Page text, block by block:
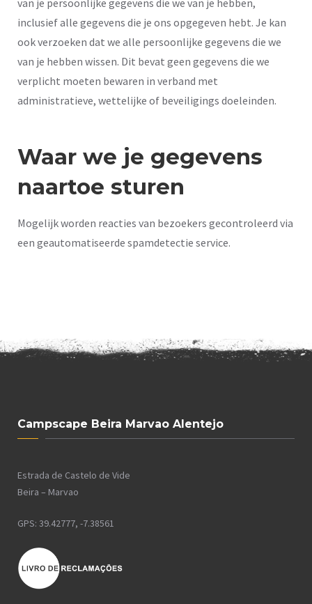
inclusief alle gegevens die je ons opgegeven hebt. Je kan
ook verzoeken dat we alle persoonlijke gegevens die we
van je hebben wissen. Dit bevat geen gegevens die we
verplicht moeten bewaren in verband met
administratieve, wettelijke of beveiligings doeleinden.
Waar we je gegevens
naartoe sturen
Mogelijk worden reacties van bezoekers gecontroleerd via
een geautomatiseerde spamdetectie service.
Campscape Beira Marvao Alentejo
Estrada de Castelo de Vide
Beira – Marvao
GPS: 39.42777, -7.38561